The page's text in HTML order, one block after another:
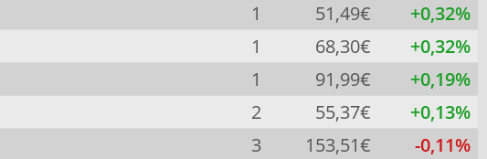
1 51,49€
+0,32%
1 68,30€
+0,32%
1 91,99€
+0,19%
2 55,37€
+0,13%
3 153,51€
-0,11%